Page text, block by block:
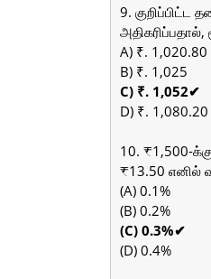
9. குறிப்பிட்ட
A) ₹. 1,020.80
B) ₹. 1,025
C) ₹. 1,052✔
D) ₹. 1,080.20
10. ₹1,500-
₹13.50 எனில்
(A) 0.1%
(B) 0.2%
(C) 0.3%✔
(D) 0.4%